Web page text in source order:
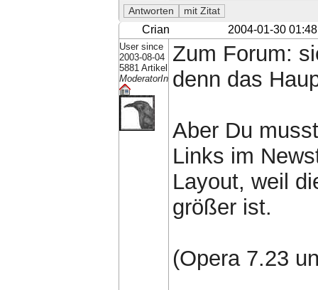
Crian 2004-01-30 01:48
User since
2003-08-04
5881 Artikel
ModeratorIn
Zum Forum:
denn das
Aber Du
Links im
Layout, weil
größer ist.
(Opera 7.23